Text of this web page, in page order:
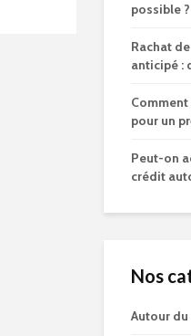
possible ?
Rachat
anticipé :
pour un
Peut-on
crédit
Nos
Autour